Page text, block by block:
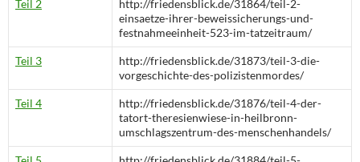
Teil 2
http://friedensblick.de/31864/teil-2-
einsaetze-ihrer-beweissicherungs-und-
festnahmeeinheit-523-im-tatzeitraum/
Teil 3
http://friedensblick.de/31873/teil-3-die-
vorgeschichte-des-polizistenmordes/
Teil 4
http://friedensblick.de/31876/teil-4-der-
tatort-theresienwiese-in-heilbronn-
umschlagszentrum-des-menschenhandels/